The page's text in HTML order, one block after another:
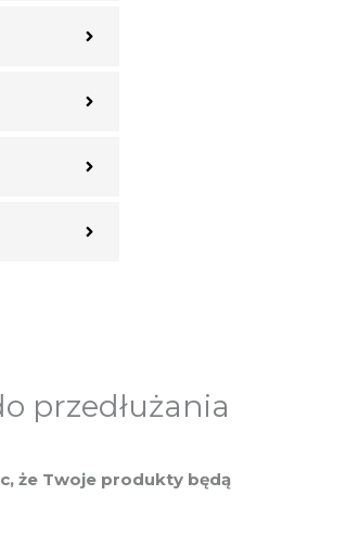
przedłużania
że Twoje produkty będą